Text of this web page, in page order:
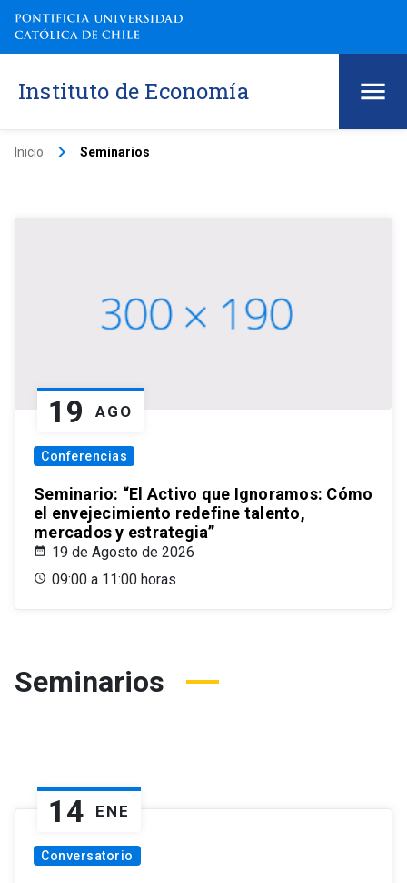
Instituto de Economía
Inicio keyboard_arrow_right Seminarios
19 AGO
Conferencias
Seminario: “El Activo que Ignoramos: Cómo
el envejecimiento redefine talento,
mercados y estrategia”
19 de Agosto de 2026
09:00 a 11:00 horas
Seminarios
14 ENE
Conversatorio